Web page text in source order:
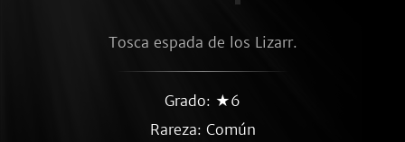
Tosca espada de los Lizarr.
Grado: ★6
Rareza: Común